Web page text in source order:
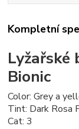
Kompletní
Lyžařské
Bionic
Color: Grey a
Tint: Dark Rosa
Cat: 3